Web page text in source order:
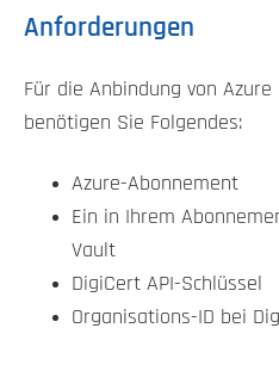
Anforderungen
Für die Anbindung von
benötigen Sie Folgendes:
Azure-Abonnement
Ein in Ihrem
Vault
DigiCert API-Schlüssel
Organisations-ID bei